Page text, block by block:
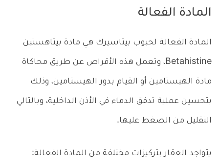
المادة الفعالة
المادة الفعالة لحبوب بيتاسيرك هي مادة بيتاهستين
Betahistine، وتعمل هذه الأقراص عن طريق محاكاة
مادة الهيستامين أو القيام بدور الهيستامين، وذلك
بتحسين عملية تدفق الدماء في الأذن الداخلية، وبالتالي
التقليل من الضغط عليها.
يتواجد العقار بتركيزات مختلفة من المادة الفعالة: